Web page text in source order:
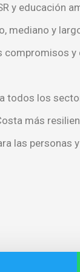
y educación
mediano y
compromisos y
todos los
más
las personas